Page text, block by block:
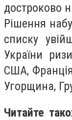
достроково
Рішення
списку
України
США,
Угорщина,
Читайте